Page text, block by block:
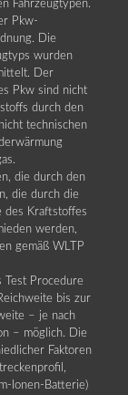
Fahrzeugtypen.
Pkw-
Die
wurden
Der
Pkw sind nicht
durch den
technischen
die durch den
die durch die
des Kraftstoffes
werden,
gemäß WLTP
Test Procedure
bis zur
– je nach
– möglich. Die
Faktoren
Ionen-Batterie)